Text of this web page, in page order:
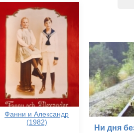
Фанни и Александр
(1982)
Ни дня